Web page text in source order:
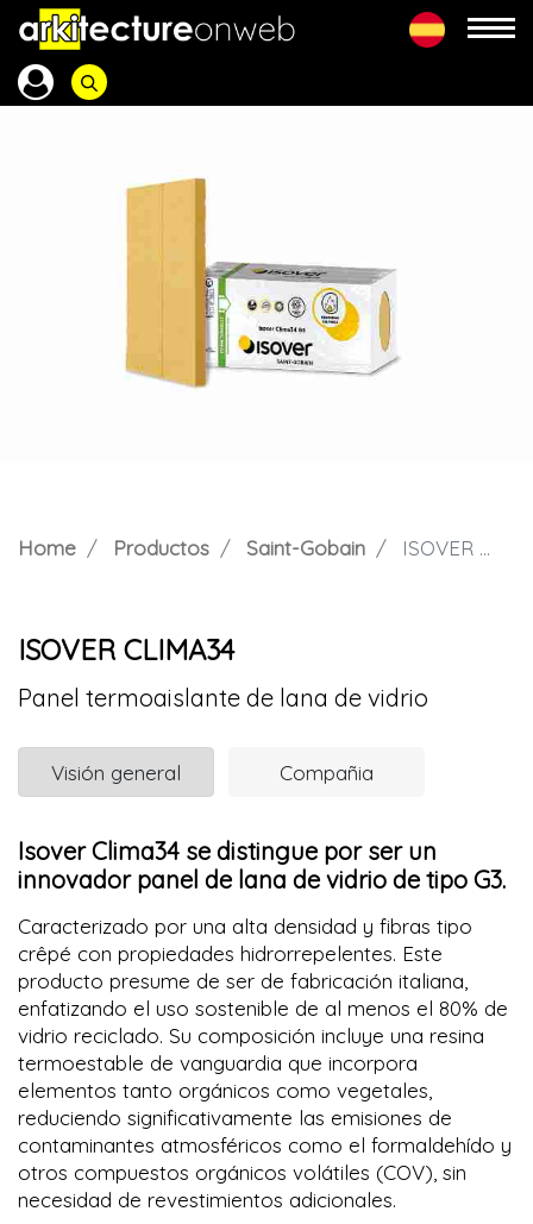
Home Productos Saint-Gobain ISOVER CLIMA34
ISOVER CLIMA34
Panel termoaislante de lana de vidrio
Visión general Compañia
Isover Clima34 se distingue por ser un
innovador panel de lana de vidrio de tipo G3.
Caracterizado por una alta densidad y fibras tipo
crêpé con propiedades hidrorrepelentes. Este
producto presume de ser de fabricación italiana,
enfatizando el uso sostenible de al menos el 80% de
vidrio reciclado. Su composición incluye una resina
termoestable de vanguardia que incorpora
elementos tanto orgánicos como vegetales,
reduciendo significativamente las emisiones de
contaminantes atmosféricos como el formaldehído y
otros compuestos orgánicos volátiles (COV), sin
necesidad de revestimientos adicionales.